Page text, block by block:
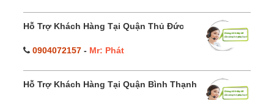
Hỗ Trợ Khách Hàng Tại Quận Thủ Đức
0904072157 - Mr: Phát
Hỗ Trợ Khách Hàng Tại Quận Bình Thạnh